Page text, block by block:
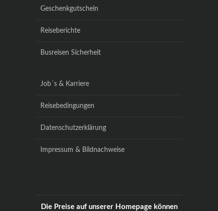
Geschenkgutschein
Reiseberichte
Busreisen Sicherheit
Job´s & Karriere
Reisebedingungen
Datenschutzerklärung
Impressum & Bildnachweise
Die Preise auf unserer Homepage können